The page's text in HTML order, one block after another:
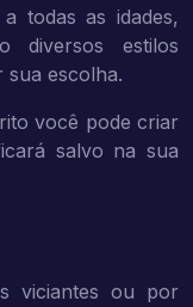
todas as idades,
diversos estilos
sua escolha.
você pode criar
salvo na sua
viciantes ou por